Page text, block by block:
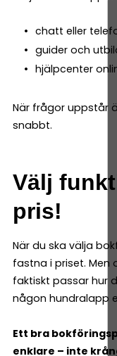
chatt eller
guider och
hjälpcenter
När frågor uppstår
snabbt.
Välj
pris!
När du ska välja
fastna i priset.
faktiskt passar hur
någon hundralapp
Ett bra
enklare – inte